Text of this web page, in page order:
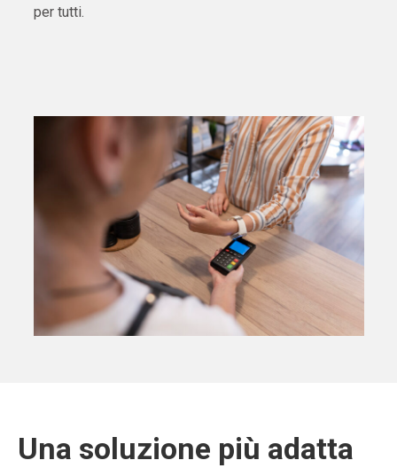
per tutti.
Una soluzione più adatta